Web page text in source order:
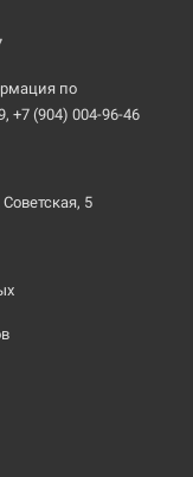
по
+7 (904) 004-96-46
5